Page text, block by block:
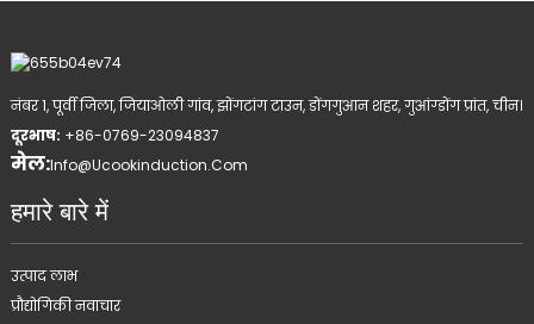
नंबर 1, पूर्वी जिला, जियाओली गांव, झोंगटांग टाउन, डोंगगुआन शहर, गुआंग्डोंग प्रांत, चीन।
दूरभाष: +86-0769-23094837
मेल:Info@ucookinduction.com
हमारे बारे में
उत्पाद लाभ
प्रौद्योगिकी नवाचार